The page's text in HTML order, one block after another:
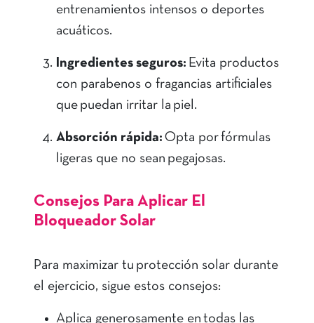
entrenamientos intensos o deportes
acuáticos.
Ingredientes seguros: Evita productos
con parabenos o fragancias artificiales
que puedan irritar la piel.
Absorción rápida: Opta por fórmulas
ligeras que no sean pegajosas.
Consejos Para Aplicar El
Bloqueador Solar
Para maximizar tu protección solar durante
el ejercicio, sigue estos consejos:
Aplica generosamente en todas las